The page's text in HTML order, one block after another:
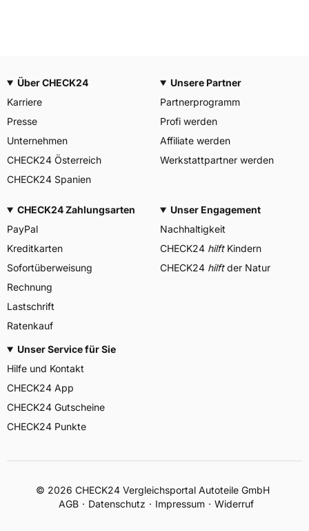
Über CHECK24
Karriere
Presse
Unternehmen
CHECK24 Österreich
CHECK24 Spanien
Unsere Partner
Partnerprogramm
Profi werden
Affiliate werden
Werkstattpartner werden
CHECK24 Zahlungsarten
PayPal
Kreditkarten
Sofortüberweisung
Rechnung
Lastschrift
Ratenkauf
Unser Engagement
Nachhaltigkeit
CHECK24 hilftKindern
CHECK24 hilftder Natur
Unser Service für Sie
Hilfe und Kontakt
CHECK24 App
CHECK24 Gutscheine
CHECK24 Punkte
© 2026 CHECK24 Vergleichsportal Autoteile GmbH
AGB
Datenschutz Impressum Widerruf